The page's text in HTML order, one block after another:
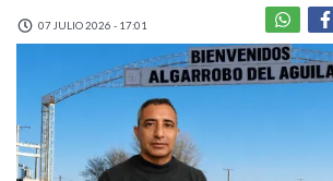
07 JULIO 2026 - 17:01